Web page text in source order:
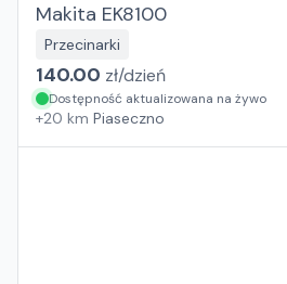
Makita EK8100
Przecinarki
140.00 zł/dzień
Dostępność aktualizowana na żywo
+20 km Piaseczno